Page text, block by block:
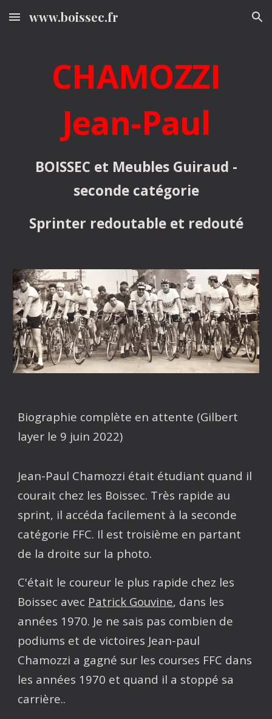
Skip to main content Skip to navigation
www.boissec.fr
CHAMOZZI
Jean-Paul
BOISSEC et Meubles Guiraud -
seconde catégorie
Sprinter redoutable et redouté
Biographie complète en attente (Gilbert
layer le 9 juin 2022)
Jean-Paul Chamozzi était étudiant quand il
courait chez les Boissec. Très rapide au
sprint, il accéda facilement à la seconde
catégorie FFC. Il est troisième en partant
de la droite sur la photo.
C'était le coureur le plus rapide chez les
Boissec avec Patrick Gouvine, dans les
années 1970. Je ne sais pas combien de
podiums et de victoires Jean-paul
Chamozzi a gagné sur les courses FFC dans
les années 1970 et quand il a stoppé sa
carrière..